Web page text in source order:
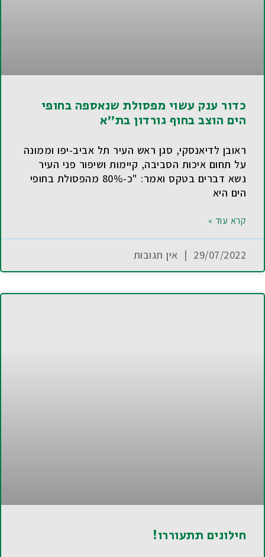
כדור ענק עשוי מפסולת שנאספה בחופי
הים הוצב בחוף גורדון בת"א
ראובן לדיאנסקי, סגן ראש העיר תל אביב-יפו וממונה
על תחום איכות הסביבה, קיימות ושיפור פני העיר
נשא דברים בטקס ואמר: "כ-80% מהפסולת בחופי
הים היא
קרא עוד »
29/07/2022 אין תגובות
חילונים תתעוררו!